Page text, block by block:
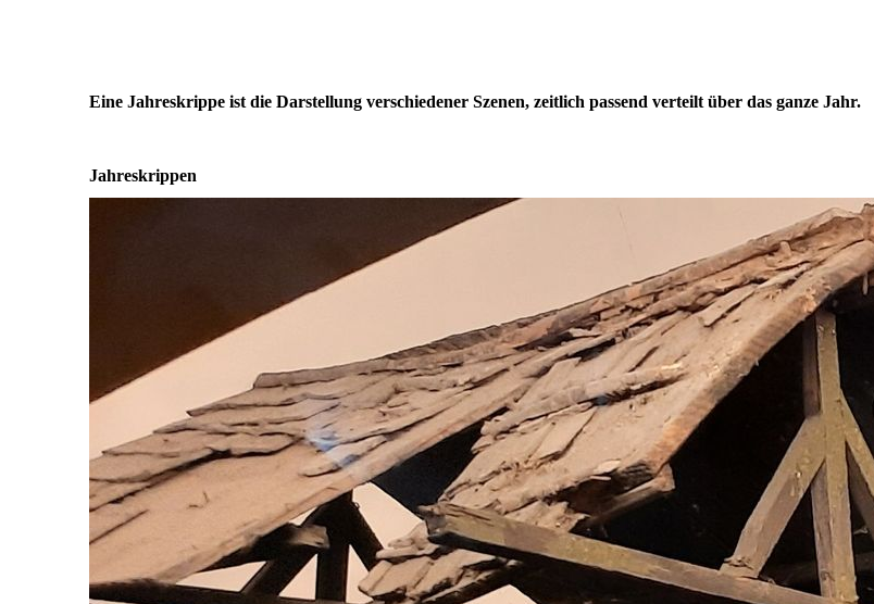
Eine Jahreskrippe ist die Darstellung verschiedener Szenen, zeitlich passend verteilt über das ganze Jahr.
Jahreskrippen